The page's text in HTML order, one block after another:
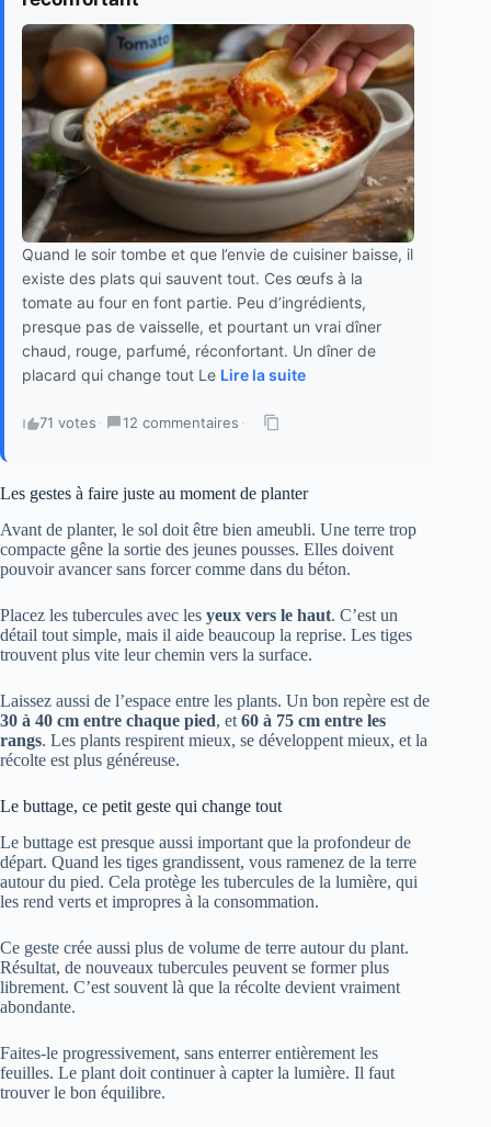
Quand le soir tombe et que l’envie de cuisiner baisse, il
existe des plats qui sauvent tout. Ces œufs à la
tomate au four en font partie. Peu d’ingrédients,
presque pas de vaisselle, et pourtant un vrai dîner
chaud, rouge, parfumé, réconfortant. Un dîner de
placard qui change tout Le Lire la suite
71 votes · 12 commentaires ·
Les gestes à faire juste au moment de planter
Avant de planter, le sol doit être bien ameubli. Une terre trop
compacte gêne la sortie des jeunes pousses. Elles doivent
pouvoir avancer sans forcer comme dans du béton.
Placez les tubercules avec les yeux vers le haut. C’est un
détail tout simple, mais il aide beaucoup la reprise. Les tiges
trouvent plus vite leur chemin vers la surface.
Laissez aussi de l’espace entre les plants. Un bon repère est de
30 à 40 cm entre chaque pied, et 60 à 75 cm entre les
rangs. Les plants respirent mieux, se développent mieux, et la
récolte est plus généreuse.
Le buttage, ce petit geste qui change tout
Le buttage est presque aussi important que la profondeur de
départ. Quand les tiges grandissent, vous ramenez de la terre
autour du pied. Cela protège les tubercules de la lumière, qui
les rend verts et impropres à la consommation.
Ce geste crée aussi plus de volume de terre autour du plant.
Résultat, de nouveaux tubercules peuvent se former plus
librement. C’est souvent là que la récolte devient vraiment
abondante.
Faites-le progressivement, sans enterrer entièrement les
feuilles. Le plant doit continuer à capter la lumière. Il faut
trouver le bon équilibre.